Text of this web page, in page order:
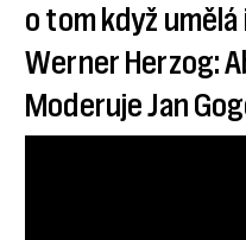
o tom když
Werner Herzog:
Moderuje Jan